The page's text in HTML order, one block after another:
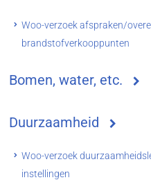
Woo-verzoek afspraken/
brandstofverkooppunten
Bomen, water, etc.
Duurzaamheid
Woo-verzoek
instellingen